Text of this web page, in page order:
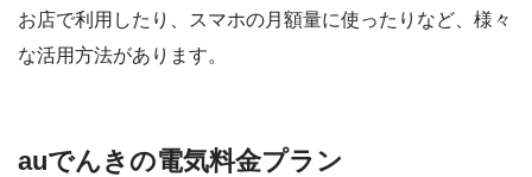
お店で利用したり、スマホの月額量に使ったりなど、様々
な活用方法があります。
auでんきの電気料金プラン